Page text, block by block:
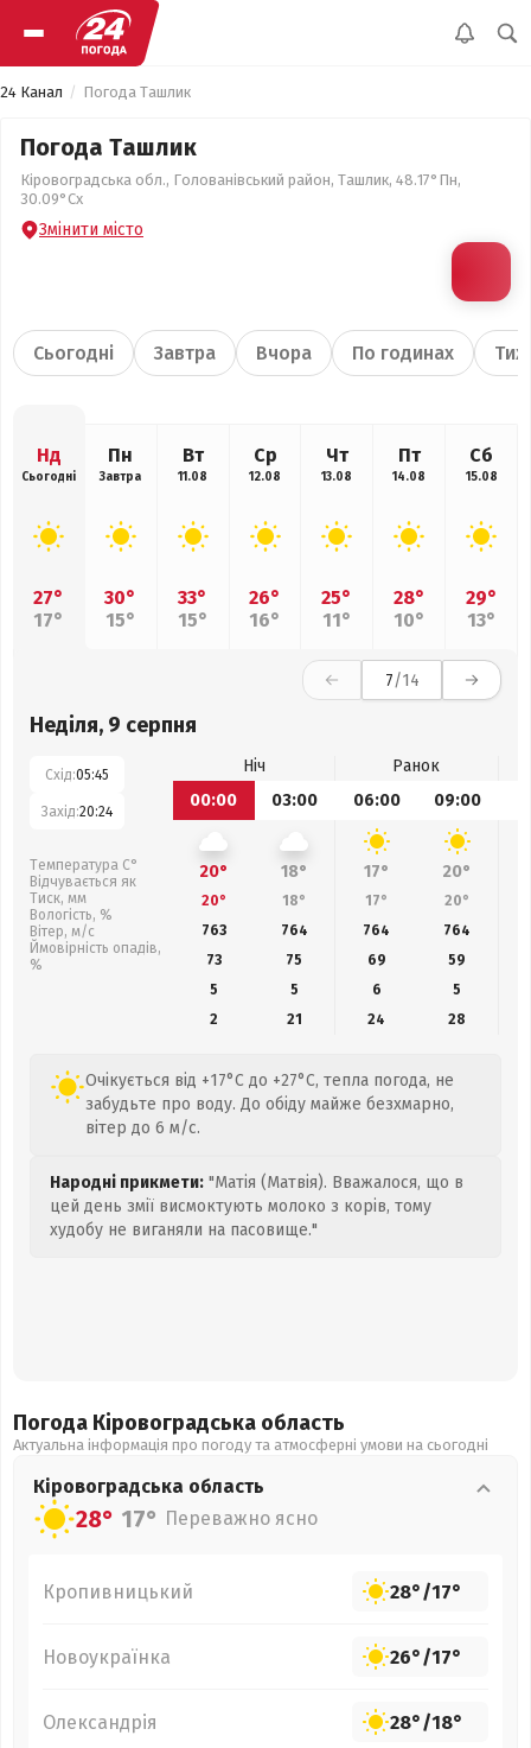
24 Канал Погода Ташлик
Погода Ташлик
Кіровоградська обл., Голованівський район, Ташлик, 48.17°Пн,
30.09°Сх
Змінити місто
Сьогодні Завтра Вчора По годинах
Нд
Сьогодні
27°
17°
Пн
Завтра
30°
15°
Вт
11.08
33°
15°
Ср
12.08
26°
16°
Чт
13.08
25°
11°
Пт
14.08
28°
10°
Сб
15.08
29°
13°
7/14
Неділя, 9 серпня
Схід:05:45
Захід:20:24
Температура С°
Відчувається як
Тиск, мм
Вологість, %
Вітер, м/с
Ймовірність опадів,
%
Ніч
Ранок
00:00
03:00 06:00 09:00
20° 18° 17° 20°
20° 18° 17° 20°
763
764 764 764
73
75 69 59
5
5 6
5
2
21 24 28
Очікується від +17°C до +27°C, тепла погода, не
забудьте про воду. До обіду майже безхмарно,
вітер до 6 м/с.
Народні прикмети: "Матія (Матвія). Вважалося, що в
цей день змії висмоктують молоко з корів, тому
худобу не виганяли на пасовище."
Погода Кіровоградська область
Актуальна інформація про погоду та атмосферні умови на сьогодні
Кіровоградська область
28° 17° Переважно ясно
Кропивницький 28°/17°
Новоукраїнка 26°/17°
Олександрія 28°/18°